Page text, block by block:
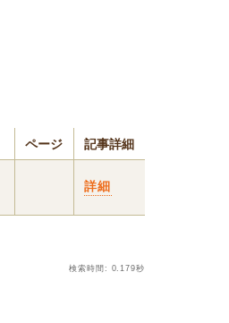
ページ 記事詳細
詳細
検索時間: 0.179秒